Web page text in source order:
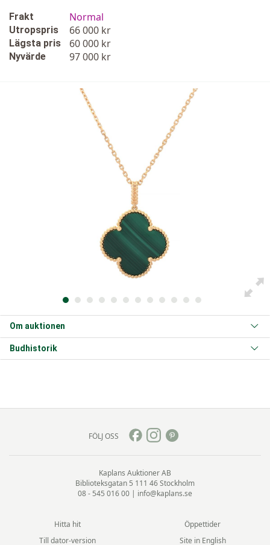
Frakt Normal
Utropspris 66 000 kr
Lägsta pris 60 000 kr
Nyvärde 97 000 kr
Om auktionen
Budhistorik
FÖLJ OSS
Kaplans Auktioner AB
Biblioteksgatan 5 111 46 Stockholm
08 - 545 016 00 | info@kaplans.se
Hitta hit
Öppettider
Till dator-version
Site in English